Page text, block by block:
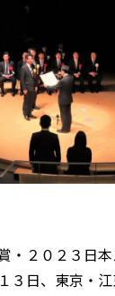
・２０２３日
３日、東京・